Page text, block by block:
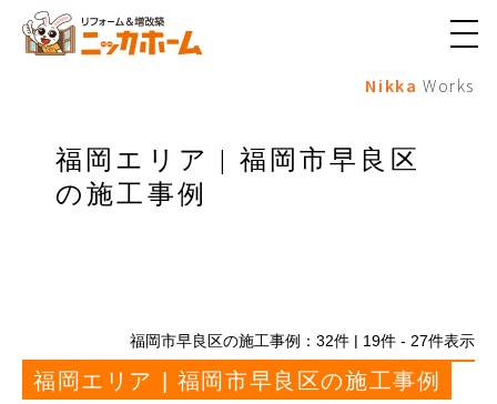
メ
ュ
Nikka Works
福岡エリア | 福岡市早良区
の施工事例
福岡市早良区の施工事例： 32件 | 19件 - 27件表示
福岡エリア | 福岡市早良区の施工事例